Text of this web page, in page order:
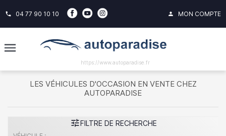
phone 04 77 90 10 10 person MON COMPTE
https://www.autoparadise.fr
LES VÉHICULES D'OCCASION EN VENTE CHEZ
AUTOPARADISE
tuneFILTRE DE RECHERCHE